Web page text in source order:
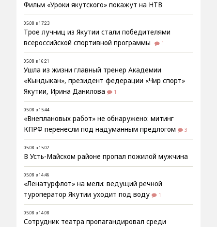
Фильм «Уроки якутского» покажут на НТВ
05.08 в 17:23
Трое лучниц из Якутии стали победителями
всероссийской спортивной программы
1
05.08 в 16:21
Ушла из жизни главный тренер Академии
«Кындыкан», президент федерации «Чир спорт»
Якутии, Ирина Данилова
1
05.08 в 15:44
«Внеплановых работ» не обнаружено: митинг
КПРФ перенесли под надуманным предлогом
3
05.08 в 15:02
В Усть-Майском районе пропал пожилой мужчина
05.08 в 14:46
«Ленатурфлот» на мели: ведущий речной
туроператор Якутии уходит под воду
1
05.08 в 14:08
Сотрудник театра пропагандировал среди